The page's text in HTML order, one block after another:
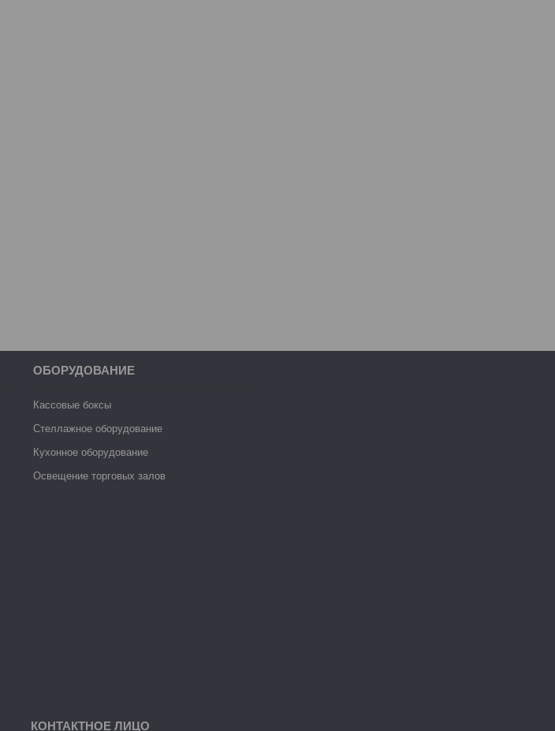
ОБОРУДОВАНИЕ
Кассовые боксы
Стеллажное оборудование
Кухонное оборудование
Освещение торговых залов